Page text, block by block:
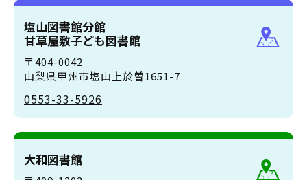
塩山図書館分館
甘草屋敷子ども図書館
〒404-0042
山梨県甲州市塩山上於曽1651-7
0553-33-5926
大和図書館